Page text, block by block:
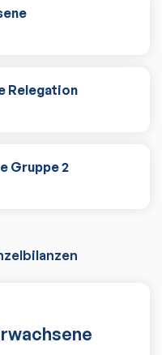
Relegation
Gruppe 2